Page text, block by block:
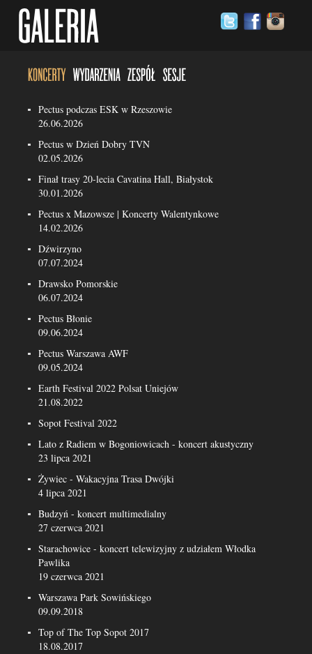
Pectus podczas ESK w Rzeszowie
26.06.2026
Pectus w Dzień Dobry TVN
02.05.2026
Finał trasy 20-lecia Cavatina Hall, Białystok
30.01.2026
Pectus x Mazowsze | Koncerty Walentynkowe
14.02.2026
Dźwirzyno
07.07.2024
Drawsko Pomorskie
06.07.2024
Pectus Błonie
09.06.2024
Pectus Warszawa AWF
09.05.2024
Earth Festival 2022 Polsat Uniejów
21.08.2022
Sopot Festival 2022
Lato z Radiem w Bogoniowicach - koncert akustyczny
23 lipca 2021
Żywiec - Wakacyjna Trasa Dwójki
4 lipca 2021
Budzyń - koncert multimedialny
27 czerwca 2021
Starachowice - koncert telewizyjny z udziałem Włodka
Pawlika
19 czerwca 2021
Warszawa Park Sowińskiego
09.09.2018
Top of The Top Sopot 2017
18.08.2017